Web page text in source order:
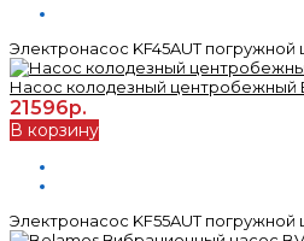
Электронасос KF45AUT
Насос колодезный центробежный
21596р.
В корзину
Электронасос KF55AUT